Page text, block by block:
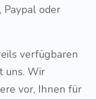
Paypal oder
verfügbaren
uns. Wir
vor, Ihnen für